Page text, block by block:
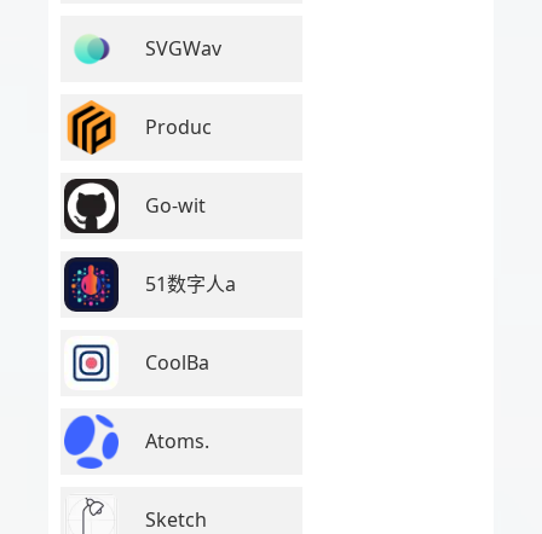
SVGWav
Produc
Go-wit
51数字人a
CoolBa
Atoms.
Sketch